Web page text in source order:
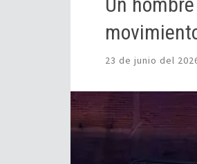
23 de junio del